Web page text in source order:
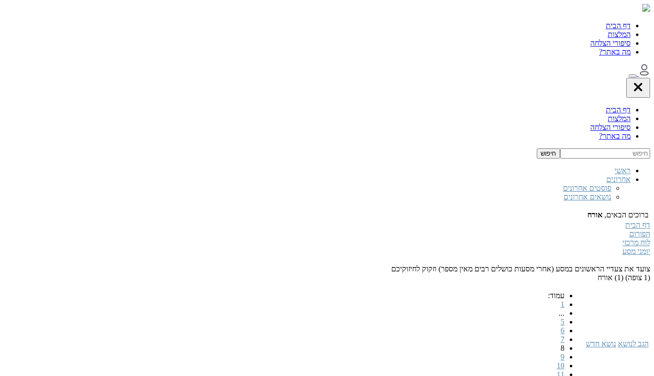
דף הבית
המלצות
סיפורי הצלחה
מה באתר?
דף הבית
המלצות
סיפורי הצלחה
מה באתר?
ראשי
אחרונים
פוסטים אחרונים
נושאים אחרונים
ברוכים הבאים, אורח
דף הבית
הפורום
לוח מרכזי
יומני מסע
צועד את צעדיי הראשונים במסע (אחרי מסעות כושלים רבים מאין מספר) וזקוק לחיזוקיכם
(1 צופה) (1) אורח
הגב לנושא נושא חדש
עמוד:
1
...
5
6
7
8
9
10
11